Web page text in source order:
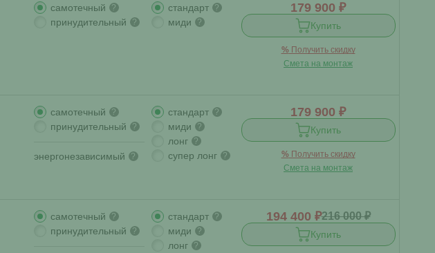
самотечный ?
принудительный ?
стандарт ?
миди ?
179 900 ₽
Купить
% Получить скидку
Смета на монтаж
самотечный ?
принудительный ?
энергонезависимый ?
стандарт ?
миди ?
лонг ?
супер лонг ?
179 900 ₽
Купить
% Получить скидку
Смета на монтаж
самотечный ?
принудительный ?
стандарт ?
миди ?
лонг ?
194 400 ₽216 000 ₽
Купить